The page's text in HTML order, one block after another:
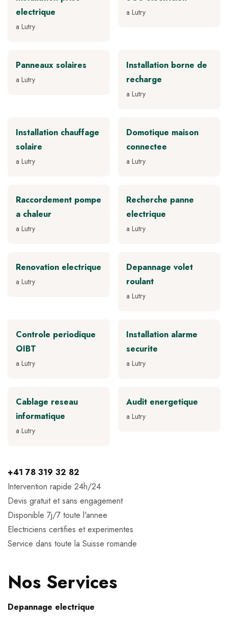
electrique
a Lutry
a Lutry
Panneaux solaires
a Lutry
Installation borne de
recharge
a Lutry
Installation chauffage
solaire
a Lutry
Domotique maison
connectee
a Lutry
Raccordement pompe
a chaleur
a Lutry
Recherche panne
electrique
a Lutry
Renovation electrique
a Lutry
Depannage volet
roulant
a Lutry
Controle periodique
OIBT
a Lutry
Installation alarme
securite
a Lutry
Cablage reseau
informatique
a Lutry
Audit energetique
a Lutry
+41 78 319 32 82
Intervention rapide 24h/24
Devis gratuit et sans engagement
Disponible 7j/7 toute l'annee
Electriciens certifies et experimentes
Service dans toute la Suisse romande
Nos Services
Depannage electrique